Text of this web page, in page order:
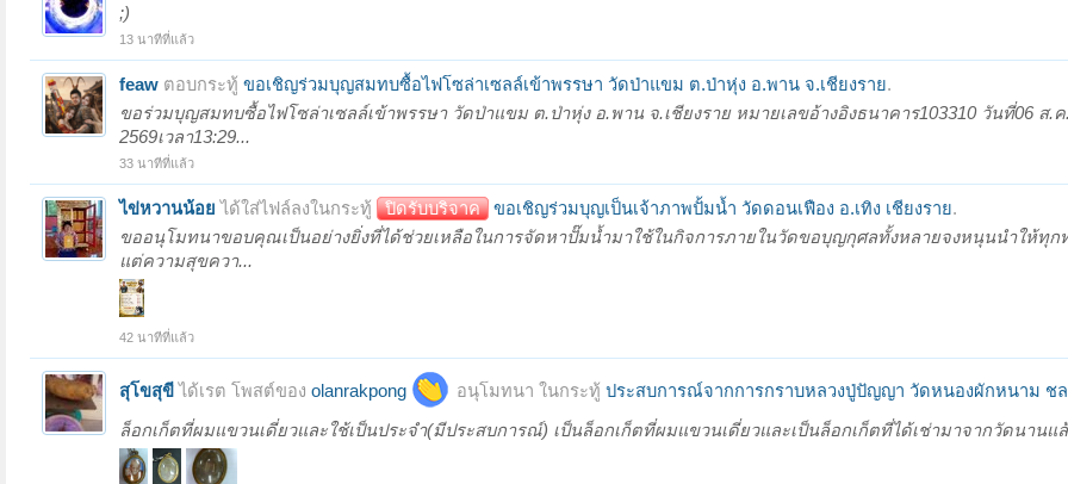
;)
13 นาทีที่แล้ว
feaw ตอบกระทู้ ขอเชิญร่วมบุญสมทบซื้อไฟโซล่าเซลล์เข้าพรรษา วัดป่าแขม ต.ป่าหุ่ง อ.พาน จ.เชียงราย.
ขอร่วมบุญสมทบซื้อไฟโซล่าเซลล์เข้าพรรษา วัดป่าแขม ต.ป่าหุ่ง อ.พาน จ.เชียงราย หมายเลขอ้างอิงธนาคาร103310 วันที่06 ส.ค.
2569เวลา13:29...
33 นาทีที่แล้ว
ไข่หวานน้อย ได้ใส่ไฟล์ลงในกระทู้ ปิดรับบริจาค ขอเชิญร่วมบุญเป็นเจ้าภาพปั้มน้ำ วัดดอนเฟือง อ.เทิง เชียงราย.
ขออนุโมทนาขอบคุณเป็นอย่างยิ่งที่ได้ช่วยเหลือในการจัดหาปั๊มน้ำมาใช้ในกิจการภายในวัดขอบุญกุศลทั้งหลายจงหนุนนำให้ทุก
แต่ความสุขควา...
42 นาทีที่แล้ว
สุโขสุขีได้เรต โพสต์ของ olanrakpong อนุโมทนา ในกระทู้ ประสบการณ์จากการกราบหลวงปู่ปัญญา วัดหนองผักหนาม ช
ล็อกเก็ตที่ผมแขวนเดี่ยวและใช้เป็นประจำ(มีประสบการณ์) เป็นล็อกเก็ตที่ผมแขวนเดี่ยวและเป็นล็อกเก็ตที่ได้เช่ามาจากวัดนานแ